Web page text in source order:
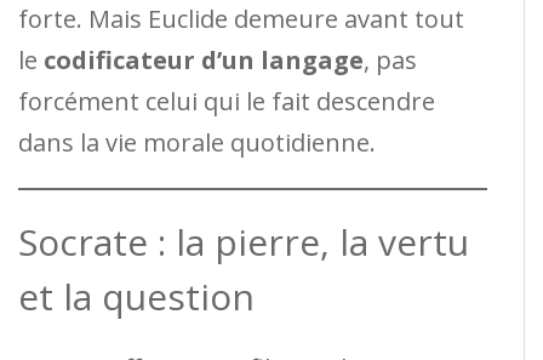
forte. Mais Euclide demeure avant tout
le codificateur d’un langage, pas
forcément celui qui le fait descendre
dans la vie morale quotidienne.
Socrate : la pierre, la vertu
et la question